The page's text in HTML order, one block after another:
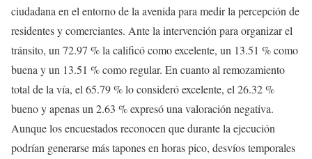
ciudadana en el entorno de la avenida para medir la percepción de
residentes y comerciantes. Ante la intervención para organizar el
tránsito, un 72.97 % la calificó como excelente, un 13.51 % como
buena y un 13.51 % como regular. En cuanto al remozamiento
total de la vía, el 65.79 % lo consideró excelente, el 26.32 %
bueno y apenas un 2.63 % expresó una valoración negativa.
Aunque los encuestados reconocen que durante la ejecución
podrían generarse más tapones en horas pico, desvíos temporales